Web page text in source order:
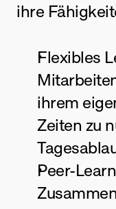
ihre
Flexibles
ihrem
Zeiten zu
Peer-